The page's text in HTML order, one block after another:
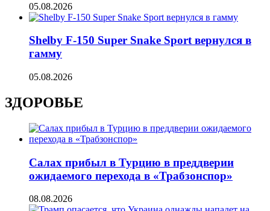
05.08.2026
Shelby F-150 Super Snake Sport вернулся в
гамму
05.08.2026
ЗДОРОВЬЕ
Салах прибыл в Турцию в преддверии
ожидаемого перехода в «Трабзонспор»
08.08.2026